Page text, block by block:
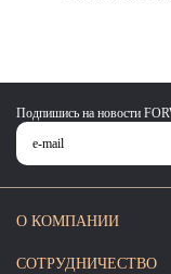
Подпишись на новости
О КОМПАНИИ
СОТРУДНИЧЕСТВО